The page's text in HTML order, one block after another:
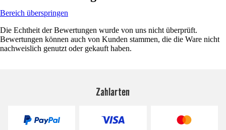
Bereich überspringen
Die Echtheit der Bewertungen wurde von uns nicht überprüft.
Bewertungen können auch von Kunden stammen, die die Ware nicht
nachweislich genutzt oder gekauft haben.
Zahlarten